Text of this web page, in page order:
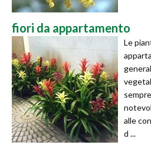
fiori da appartamento
Le
alle
d ...